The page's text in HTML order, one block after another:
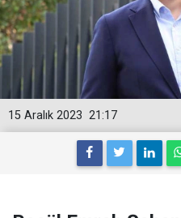
21:17
15 Aralık 2023